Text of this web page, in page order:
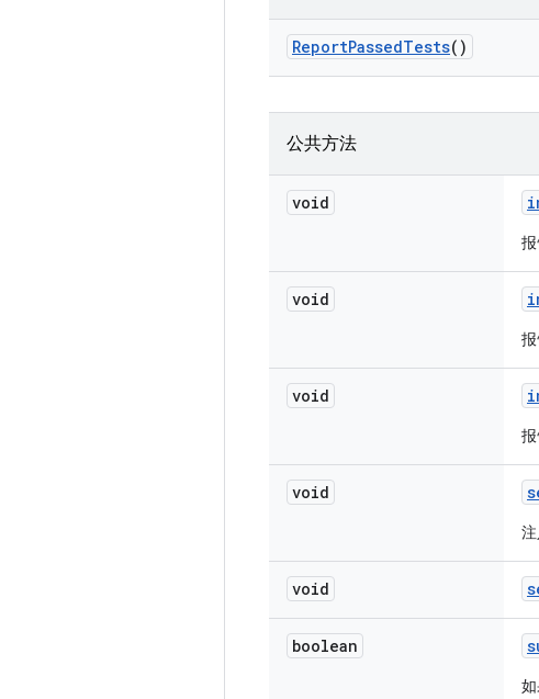
ReportPassedTests()
公共方法
void
void
void
void
void
boolean